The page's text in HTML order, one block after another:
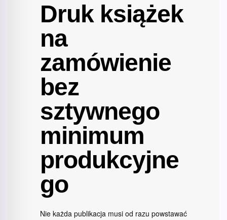
Druk książek
na
zamówienie
bez
sztywnego
minimum
produkcyjne
go
Nie każda publikacja musi od razu powstawać